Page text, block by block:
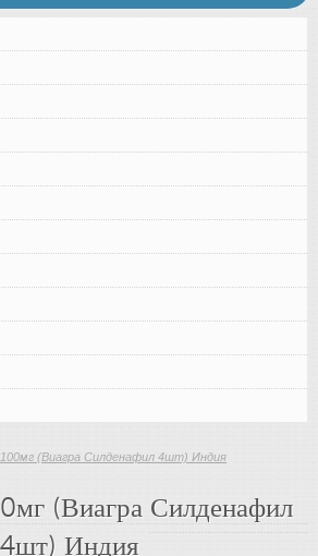
100мг (Виагра Силденафил 4шт) Индия
(Виагра Силденафил
4шт) Индия